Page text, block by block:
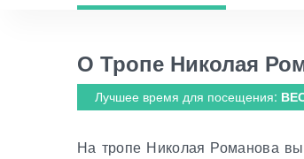
О Тропе Николая
Лучшее время для посещения:
На тропе Николая Романова вы